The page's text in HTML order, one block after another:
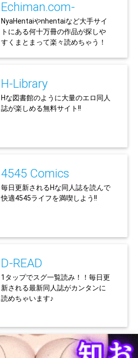
Echiman.com-
NyaHentaiやnhentaiなど大手サイ
トにある何十万冊の作品が探しや
すくまとまって楽々読めちゃう！
H-Library
Hな図書館のように大量のエロ同人
誌が楽しめる無料サイト!!
4545 Comics
毎日更新されるHな同人誌を読んで
快適4545ライフを満喫しよう!!
D-READ
1タップでスグ一覧読み！！毎日更
新される最新同人誌がカンタンに
読めちゃいます♪